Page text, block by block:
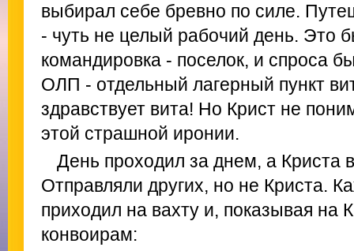
выбирал себе бревно по силе.
- чуть не целый рабочий день. Это
командировка - поселок, и спроса
ОЛП - отдельный лагерный пункт
здравствует вита! Но Крист не
этой страшной иронии.
День проходил за днем, а Криста
Отправляли других, но не Криста.
приходил на вахту и, показывая на
конвоирам: